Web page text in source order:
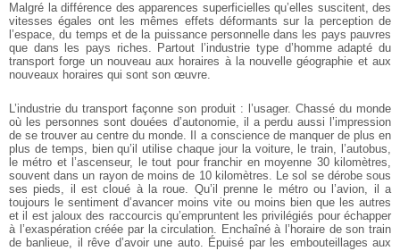
Malgré la différence des apparences superficielles qu’elles suscitent, des
vitesses égales ont les mêmes effets déformants sur la perception de
l’espace, du temps et de la puissance personnelle dans les pays pauvres
que dans les pays riches. Partout l’industrie type d’homme adapté du
transport forge un nouveau aux horaires à la nouvelle géographie et aux
nouveaux horaires qui sont son œuvre.
L’industrie du transport façonne son produit : l’usager. Chassé du monde
où les personnes sont douées d’autonomie, il a perdu aussi l’impression
de se trouver au centre du monde. Il a conscience de manquer de plus en
plus de temps, bien qu’il utilise chaque jour la voiture, le train, l’autobus,
le métro et l’ascenseur, le tout pour franchir en moyenne 30 kilomètres,
souvent dans un rayon de moins de 10 kilomètres. Le sol se dérobe sous
ses pieds, il est cloué à la roue. Qu’il prenne le métro ou l’avion, il a
toujours le sentiment d’avancer moins vite ou moins bien que les autres
et il est jaloux des raccourcis qu’empruntent les privilégiés pour échapper
à l’exaspération créée par la circulation. Enchaîné à l’horaire de son train
de banlieue, il rêve d’avoir une auto. Épuisé par les embouteillages aux